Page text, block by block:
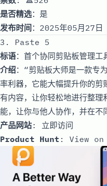
是否精选：是
发布时间 ：2025年05月27
3. Paste 5
标语：首个协同剪贴板管理工
介绍：“剪贴板大师是一款
率利器，它能大幅提升你的
有内容，让你轻松地进行整理
能，让你与他人协作，并在不
产品网站: 立即访问
Product Hunt : View